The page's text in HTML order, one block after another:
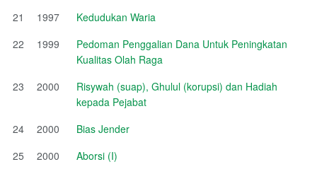
21
1997
Kedudukan Waria
22
1999
Pedoman Penggalian Dana Untuk Peningkatan
Kualitas Olah Raga
23
2000
Risywah (suap), Ghulul (korupsi) dan Hadiah
kepada Pejabat
24
2000
Bias Jender
25
2000
Aborsi (I)